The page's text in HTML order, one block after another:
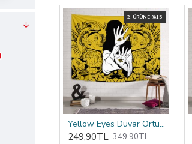
2. ÜRÜNE %15
Yellow Eyes Duvar Örtüsü
249,90TL 349,90TL